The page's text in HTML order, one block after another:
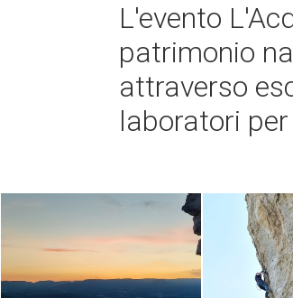
L'evento
patrimonio
attraverso
laboratori